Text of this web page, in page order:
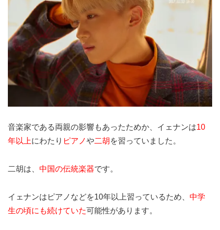
音楽家である両親の影響もあったためか、イェナンは10
年以上にわたり ピアノや二胡 を習っていました。
二胡は、 中国の伝統楽器です。
イェナンはピアノなどを10年以上習っているため、 中学
生の頃にも続けていた可能性があります。